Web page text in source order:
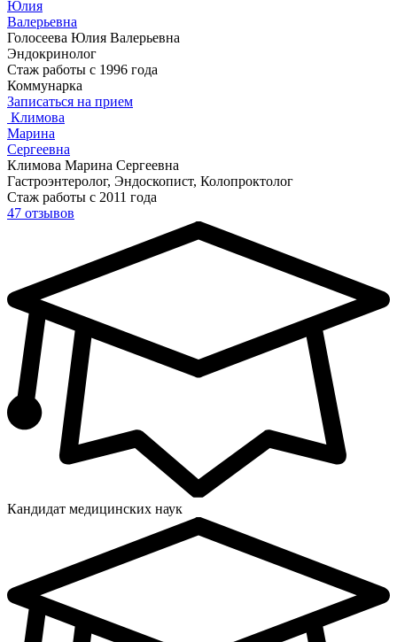
Юлия
Валерьевна
Голосеева Юлия Валерьевна
Эндокринолог
Стаж работы с 1996 года
Коммунарка
Записаться на прием
Климова
Марина
Сергеевна
Климова Марина Сергеевна
Гастроэнтеролог, Эндоскопист, Колопроктолог
Стаж работы с 2011 года
47 отзывов
Кандидат медицинских наук